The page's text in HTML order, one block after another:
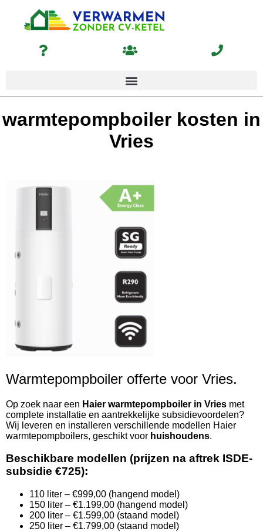
warmtepompboiler kosten in
Vries
Warmtepompboiler offerte voor Vries.
Op zoek naar een Haier warmtepompboiler in Vries met
complete installatie en aantrekkelijke subsidievoordelen?
Wij leveren en installeren verschillende modellen Haier
warmtepompboilers, geschikt voor huishoudens.
Beschikbare modellen (prijzen na aftrek ISDE-
subsidie €725):
110 liter – €999,00 (hangend model)
150 liter – €1.199,00 (hangend model)
200 liter – €1.599,00 (staand model)
250 liter – €1.799,00 (staand model)